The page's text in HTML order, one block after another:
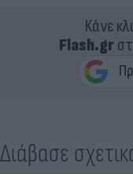
Κάνε
Flash.gr
Διάβασε